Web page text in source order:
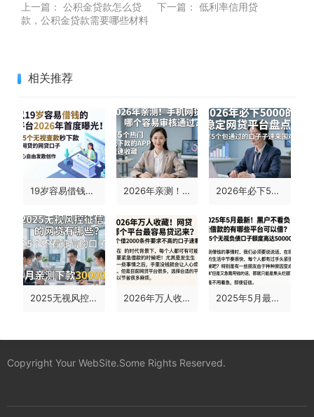
上一篇： 公积金贷款怎么贷
款，公积金贷款需要哪些材料
下一篇： 低利率信用贷
相关推荐
19岁容易借钱的平台2026年首度曝光！这5个无视查款秒下款的网贷口子速览 2026年亲测！手机网贷哪个容易审核通过？这5个热门能下款的APP速速收藏 2026年必下5000的稳定网贷平台盘点，这5个包通过的口子速来围观
2025无视风控征信的网贷有哪些？这5个不看征信的口子，4月亲测下款30000！ 2026年万人收藏！网贷哪个平台最容易贷出来？这5个借2000条件要求不高的口子速看 2025年5月最新！黑户不看负债借款的有哪些平台可以借？这5个无视负债口子额度高达50000！
Copyright Your WebSite.Some Rights Reserved.